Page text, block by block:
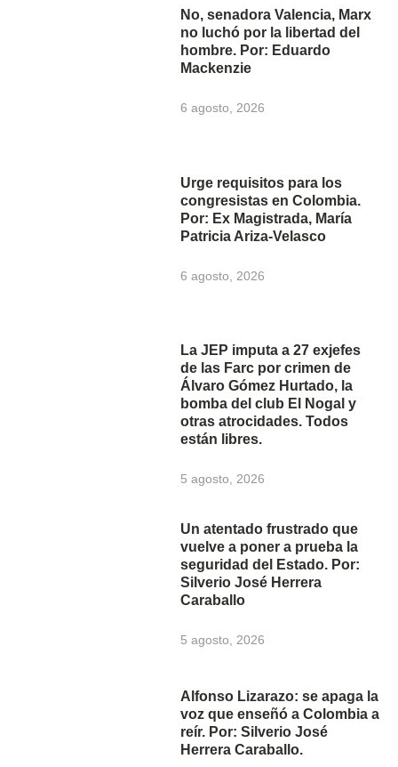
No, senadora Valencia, Marx
no luchó por la libertad del
hombre. Por: Eduardo
Mackenzie
6 agosto, 2026
Urge requisitos para los
congresistas en Colombia.
Por: Ex Magistrada, María
Patricia Ariza-Velasco
6 agosto, 2026
La JEP imputa a 27 exjefes
de las Farc por crimen de
Álvaro Gómez Hurtado, la
bomba del club El Nogal y
otras atrocidades. Todos
están libres.
5 agosto, 2026
Un atentado frustrado que
vuelve a poner a prueba la
seguridad del Estado. Por:
Silverio José Herrera
Caraballo
5 agosto, 2026
Alfonso Lizarazo: se apaga la
voz que enseñó a Colombia a
reír. Por: Silverio José
Herrera Caraballo.